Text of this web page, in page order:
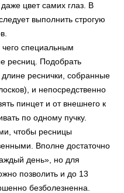
цвет самих глаз. В
выполнить строгую
чего специальным
ресниц. Подобрать
реснички, собранные
и непосредственно
пинцет и от внешнего к
по одному пучку.
чтобы ресницы
Вполне достаточно
день», но для
позволить и до 13
безболезненна.